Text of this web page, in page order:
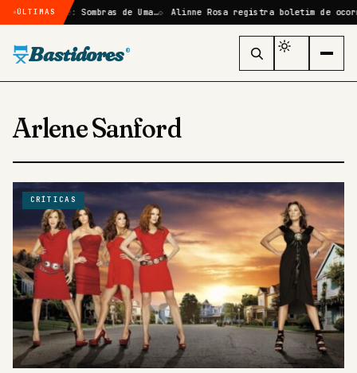
ÚLTIMAS
Elize: Sombras de Uma… Alinne Rosa registra boletim de
Bastidores ®
Arlene Sanford
CRÍTICAS